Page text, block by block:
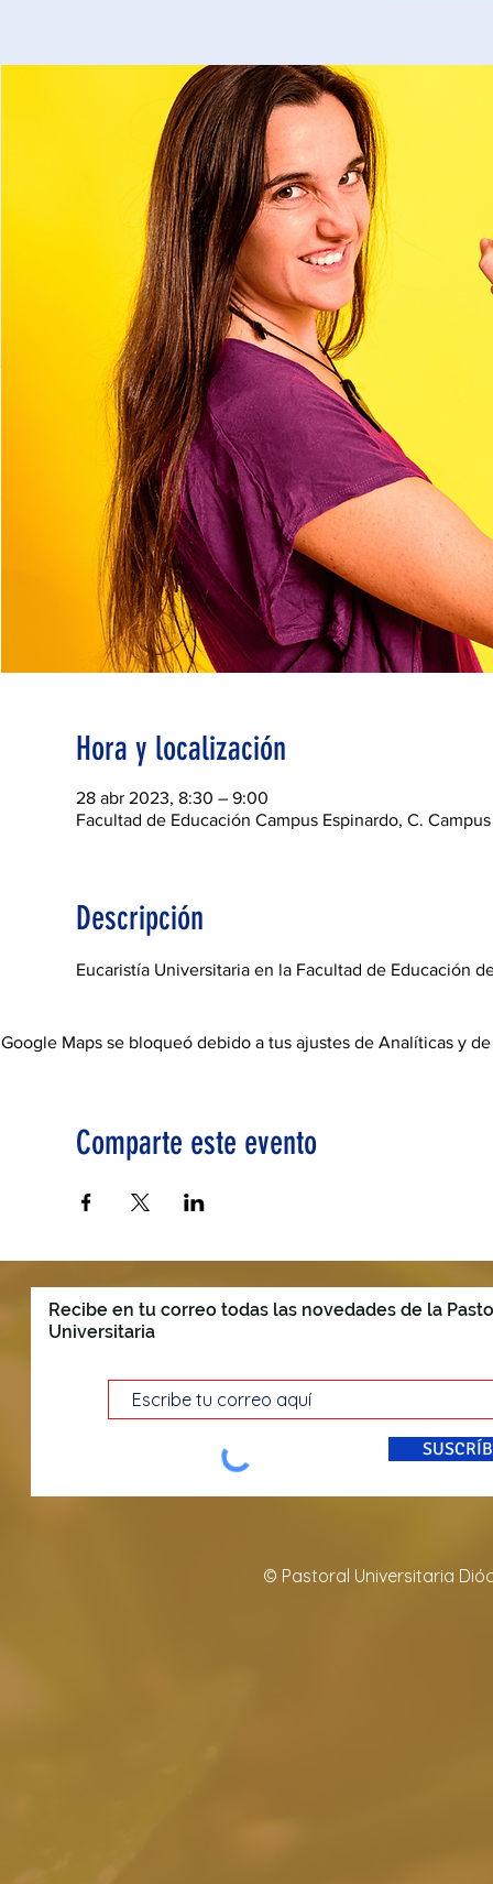
Hora y localización
28 abr 2023, 8:30 – 9:00
Facultad de Educación Campus Espinardo, C.
Descripción
Eucaristía Universitaria en la Facultad de Educación
Google Maps se bloqueó debido a tus ajustes de Analíticas y
Comparte este evento
Recibe en tu correo todas las novedades de la
Universitaria
© Pastoral Universitaria